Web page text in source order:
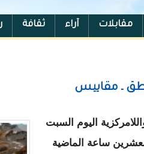
مقابلات آراء ثقافة
ـ مقاييس
اليوم السبت
ساعة الماضية